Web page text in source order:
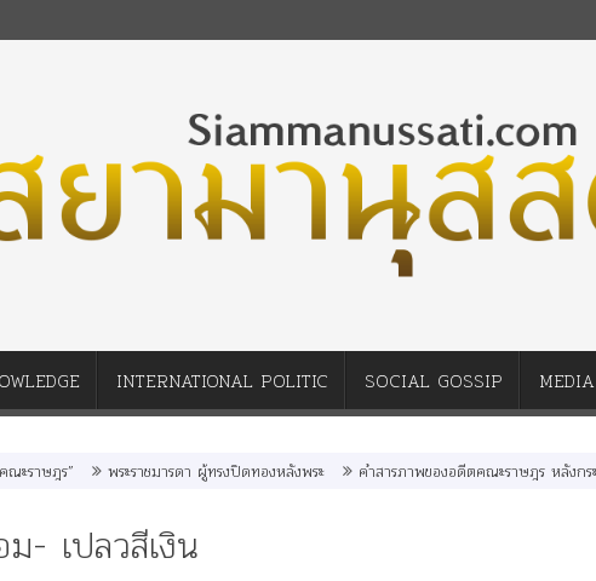
INTERNATIONAL POLITIC SOCIAL GOSSIP MEDIA
ร” พระราชมารดา ผู้ทรงปิดทองหลังพระ คำสารภาพของอดีตคณะราษฎร หลังกระทำมิบั
- เปลวสีเงิน